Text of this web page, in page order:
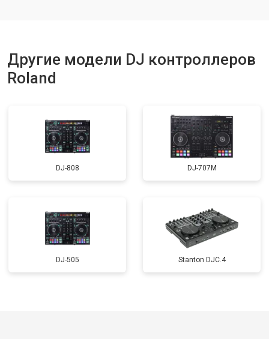
Другие модели DJ контроллеров
Roland
DJ-808 DJ-707M
DJ-505 Stanton DJC.4